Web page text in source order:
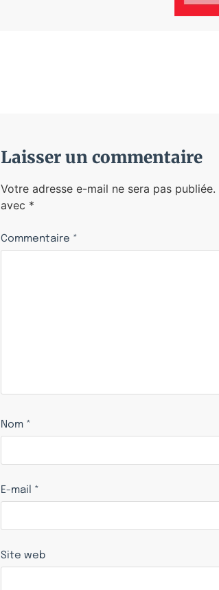
Laisser un commentaire
Votre adresse e-mail ne sera pas publiée.
avec *
Commentaire *
Nom *
E-mail *
Site web